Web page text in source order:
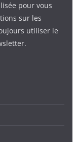
pour vous
sur les
utiliser le